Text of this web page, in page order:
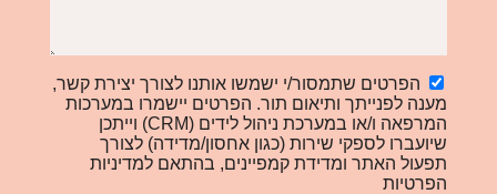
הפרטים שתמסור/י ישמשו אותנו לצורך יצירת קשר,
מענה לפנייתך ותיאום תור. הפרטים יישמרו במערכות
המרפאה ו/או במערכת ניהול לידים (CRM) וייתכן
שיועברו לספקי שירות (כגון אחסון/מדידה) לצורך
תפעול האתר ומדידת קמפיינים, בהתאם למדיניות
הפרטיות